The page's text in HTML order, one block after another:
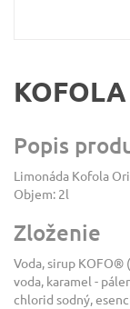
Popis
Limonáda Kofola
Objem: 2l
Zloženie
Voda, sirup KOFO®
voda, karamel -
chlorid sodný,